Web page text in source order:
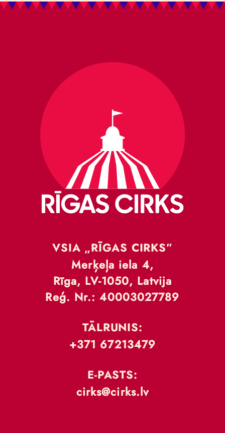
VSIA „RĪGAS CIRKS”
Merķeļa iela 4,
Rīga, LV-1050, Latvija
Reģ. Nr.: 40003027789
TĀLRUNIS:
+371 67213479
E-PASTS:
cirks@cirks.lv